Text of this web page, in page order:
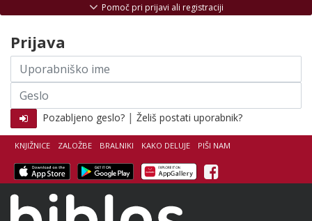
KNJIŽNICE ZALOŽBE BRALNIKI KAKO DELUJE PIŠI NAM
Facebook
Pomoč pri prijavi ali registraciji
Prijava
Uporabniško
ime
Geslo
Pozabljeno geslo? | Želiš postati uporabnik?